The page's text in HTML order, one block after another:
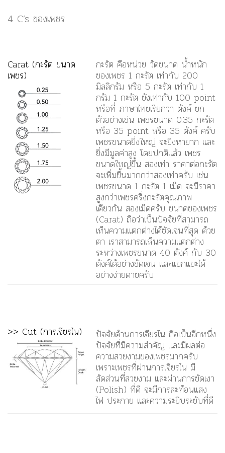
4 C’s ของเพชร
Carat (กะรัต ขนาด
เพชร)
กะรัต คือหน่วย วัดขนาด น้ำหนัก
ของเพชร 1 กะรัต เท่ากับ 200
มิลลิกรัม หรือ 5 กะรัต เท่ากับ 1
กรัม 1 กะรัต ยังเท่ากับ 100 point
หรือที่ ภาษาไทยเรียกว่า ตังค์ ยก
ตัวอย่างเช่น เพชรขนาด 0.35 กะรัต
หรือ 35 point หรือ 35 ตังค์ ครับ
เพชรขนาดยิ่งใหญ่ จะยิ่งหายาก และ
ยิ่งมีมูลค่าสูง โดยปกติแล้ว เพชร
ขนาดใหญ่ขึ้น สองเท่า ราคาต่อกะรัต
จะเพิ่มขึ้นมากกว่าสองเท่าครับ เช่น
เพชรขนาด 1 กะรัต 1 เม็ด จะมีราคา
สูงกว่าเพชรครึ่งกะรัตคุณภาพ
เดียวกัน สองเม็ดครับ ขนาดของเพชร
(Carat) ถือว่าเป็นปัจจัยที่สามารถ
เห็นความแตกต่างได้ชัดเจนที่สุด ด้วย
ตา เราสามารถเห็นความแตกต่าง
ระหว่างเพชรขนาด 40 ตังค์ กับ 30
ตังค์ได้อย่างชัดเจน และแยกแยะได้
อย่างง่ายดายครับ
>> Cut (การเจียรไน) ปัจจัยด้านการเจียรไน ถือเป็นอีกหนึ่ง
ปัจจัยที่มีความสำคัญ และมีผลต่อ
ความสวยงามของเพชรมากครับ
เพราะเพชรที่ผ่านการเจียรไน มี
สัดส่วนที่สวยงาม และผ่านการขัดเงา
(Polish) ที่ดี จะมีการสะท้อนแสง
ไฟ ประกาย และความระยิบระยับที่ดี